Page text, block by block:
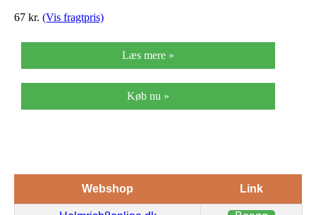
67 kr. (Vis fragtpris)
Læs mere »
Køb nu »
Webshop Link